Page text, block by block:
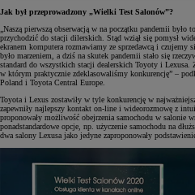
Jak był przeprowadzony „Wielki Test Salonów”?
„Naszą pierwszą obserwacją w na początku pandemii
przychodzić do stacji dilerskich. Stąd wziął się pomysł
ekranem komputera rozmawiamy ze sprzedawcą i
było marzeniem, a dziś na skutek pandemii stało się
standard do wszystkich stacji dealerskich Toyoty i Lexusa.
w którym praktycznie zdeklasowaliśmy konkurencję” –
Poland i Toyota Central Europe.
Toyota i Lexus zostawiły w tyle konkurencję w
zapewniły najlepszy kontakt on-line i wideorozmowę z
proponowały możliwość obejrzenia samochodu w salonie
ponadstandardowe opcje, np. użyczenie samochodu na
dwa salony Lexusa jako jedyne zaproponowały